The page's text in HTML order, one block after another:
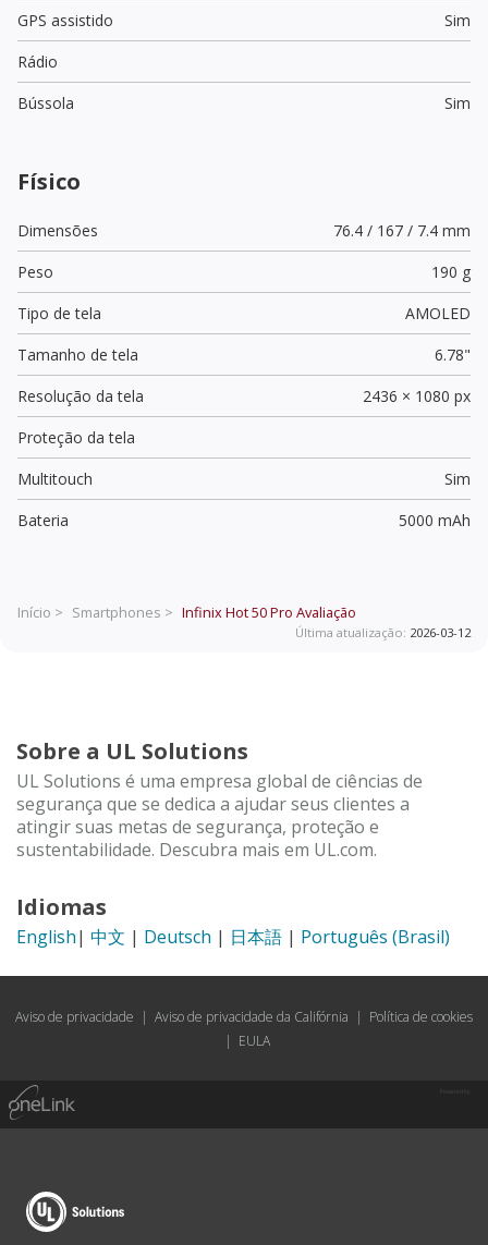
GPS assistido
Sim
Rádio
Bússola
Sim
Físico
Dimensões
76.4 / 167 / 7.4 mm
Peso
190 g
Tipo de tela
AMOLED
Tamanho de tela
6.78"
Resolução da tela
2436 × 1080 px
Proteção da tela
Multitouch
Sim
Bateria
5000 mAh
Início > Smartphones > Infinix Hot 50 Pro Avaliação
Última atualização: 2026-03-12
Sobre a UL Solutions
UL Solutions é uma empresa global de ciências de
segurança que se dedica a ajudar seus clientes a
atingir suas metas de segurança, proteção e
sustentabilidade. Descubra mais em UL.com.
Idiomas
English| 中文 | Deutsch | 日本語 | Português (Brasil)
Aviso de privacidade | Aviso de privacidade da Califórnia | Política de cookies
| EULA